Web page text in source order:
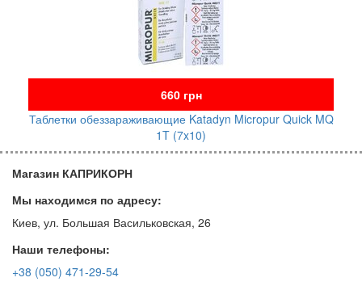
660 грн
Таблетки обеззараживающие Katadyn Micropur Quick MQ
1T (7x10)
Магазин КАПРИКОРН
Мы находимся по адресу:
Киев, ул. Большая Васильковская, 26
Наши телефоны:
+38 (050) 471-29-54